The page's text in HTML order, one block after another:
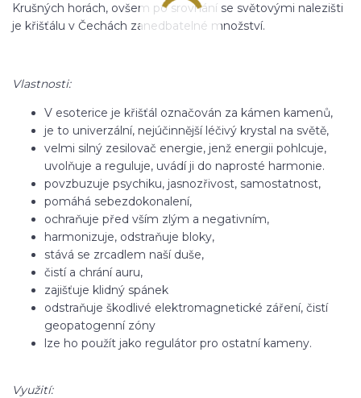
Krušných horách, ovšem po srovnání se světovými nalezišti
je křišťálu v Čechách zanedbatelné množství.
Vlastnosti:
V esoterice je křišťál označován za kámen kamenů,
je to univerzální, nejúčinnější léčivý krystal na světě,
velmi silný zesilovač energie, jenž energii pohlcuje,
uvolňuje a reguluje, uvádí ji do naprosté harmonie.
povzbuzuje psychiku, jasnozřivost, samostatnost,
pomáhá sebezdokonalení,
ochraňuje před vším zlým a negativním,
harmonizuje, odstraňuje bloky,
stává se zrcadlem naší duše,
čistí a chrání auru,
zajišťuje klidný spánek
odstraňuje škodlivé elektromagnetické záření, čistí
geopatogenní zóny
lze ho použít jako regulátor pro ostatní kameny.
Využití: